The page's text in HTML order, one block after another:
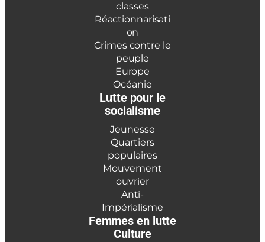
classes
Réactionnarisati
on
Crimes contre le
peuple
Europe
Océanie
Lutte pour le
socialisme
Jeunesse
Quartiers
populaires
Mouvement
ouvrier
Anti-
Impérialisme
Femmes en lutte
Culture